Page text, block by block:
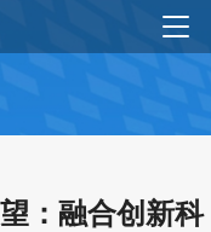
：融合创新科